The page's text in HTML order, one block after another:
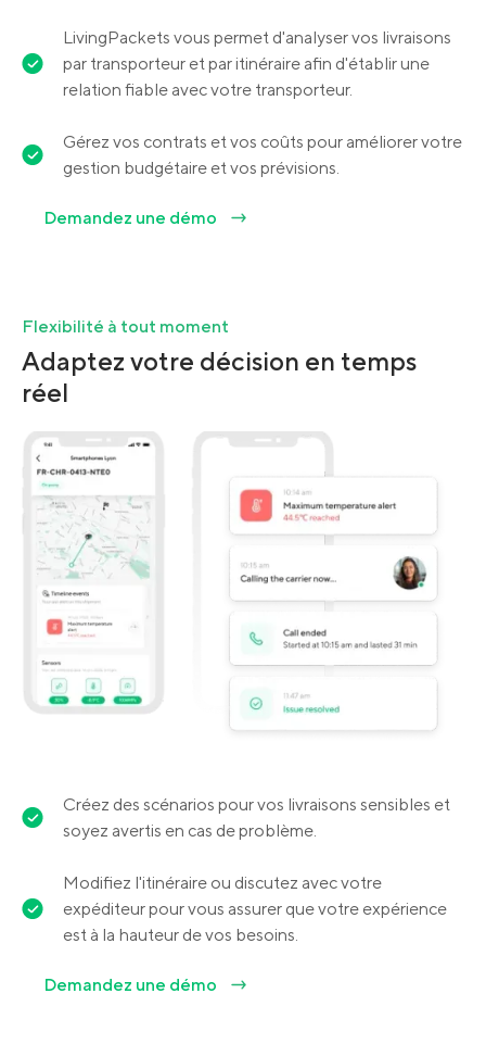
LivingPackets vous permet d'analyser vos livraisons
par transporteur et par itinéraire afin d'établir une
relation fiable avec votre transporteur.
Gérez vos contrats et vos coûts pour améliorer votre
gestion budgétaire et vos prévisions.
Demandez une démo
Flexibilité à tout moment
Adaptez votre décision en temps
réel
Créez des scénarios pour vos livraisons sensibles et
soyez avertis en cas de problème.
Modifiez l'itinéraire ou discutez avec votre
expéditeur pour vous assurer que votre expérience
est à la hauteur de vos besoins.
Demandez une démo